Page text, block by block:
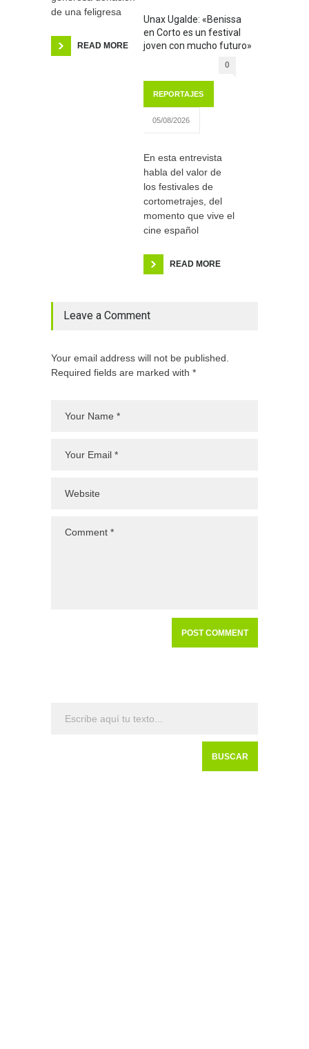
de una feligresa
READ MORE
Unax Ugalde: «Benissa
en Corto es un festival
joven con mucho futuro»
0
REPORTAJES
05/08/2026
En esta entrevista
habla del valor de
los festivales de
cortometrajes, del
momento que vive el
cine español
READ MORE
Leave a Comment
Your email address will not be published.
Required fields are marked with *